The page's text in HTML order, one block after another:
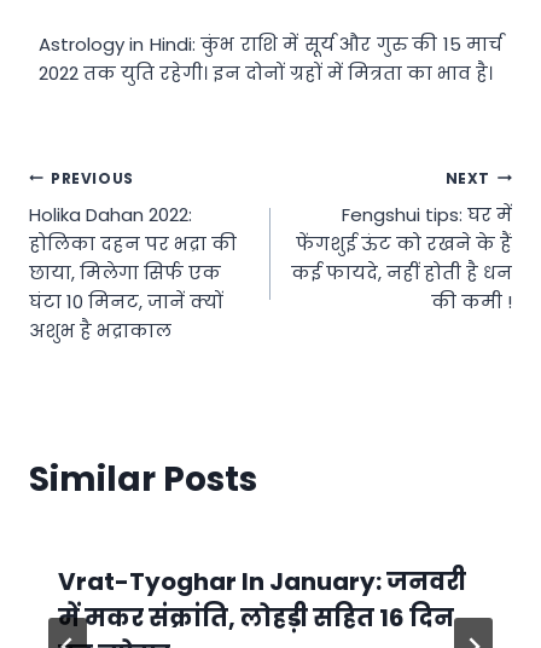
Astrology in Hindi: कुंभ राशि में सूर्य और गुरु की 15 मार्च
2022 तक युति रहेगी। इन दोनों ग्रहों में मित्रता का भाव है।
Post
navigation
PREVIOUS
Holika Dahan 2022:
होलिका दहन पर भद्रा की
छाया, मिलेगा सिर्फ एक
घंटा 10 मिनट, जानें क्यों
अशुभ है भद्राकाल
NEXT
Fengshui tips: घर में
फेंगशुई ऊंट को रखने के हैं
कई फायदे, नहीं होती है धन
की कमी !
Similar Posts
Vrat-Tyoghar In January: जनवरी
में मकर संक्रांति, लोहड़ी सहित 16 दिन